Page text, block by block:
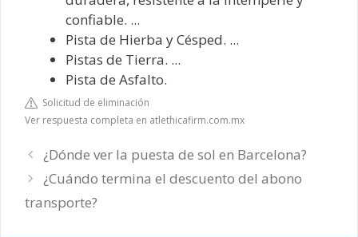
confiable. ...
Pista de Hierba y Césped. ...
Pistas de Tierra. ...
Pista de Asfalto.
Solicitud de eliminación
Ver respuesta completa en atlethicafirm.com.mx
¿Dónde ver la puesta de sol en Barcelona?
¿Cuándo termina el descuento del abono
transporte?